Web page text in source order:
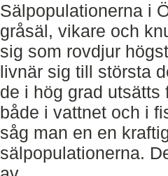
Sälpopulationerna i
gråsäl, vikare och
sig som rovdjur
livnär sig till största
de i hög grad
både i vattnet och i
såg man en en
sälpopulationerna.